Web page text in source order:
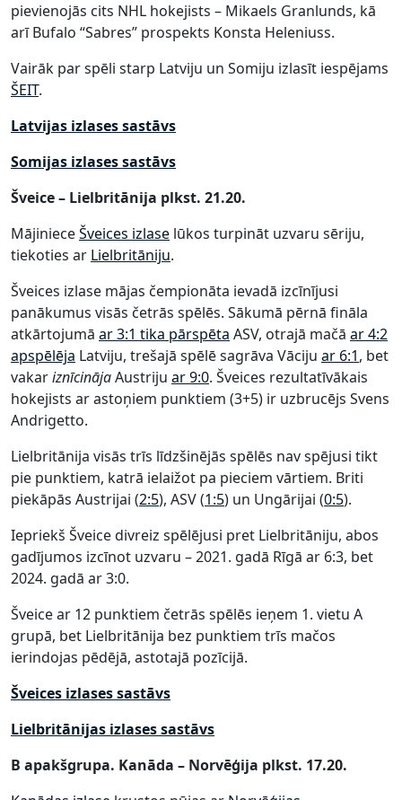
pievienojās cits NHL hokejists – Mikaels Granlunds, kā
arī Bufalo “Sabres” prospekts Konsta Heleniuss.
Vairāk par spēli starp Latviju un Somiju izlasīt iespējams
ŠEIT.
Latvijas izlases sastāvs
Somijas izlases sastāvs
Šveice – Lielbritānija plkst. 21.20.
MājinieceŠveices izlase lūkos turpināt uzvaru sēriju,
tiekoties ar Lielbritāniju.
Šveices izlase mājas čempionāta ievadā izcīnījusi
panākumus visās četrās spēlēs. Sākumā pērnā fināla
atkārtojumā ar 3:1 tika pārspēta ASV, otrajā mačā ar 4:2
apspēlēja Latviju, trešajā spēlē sagrāva Vāciju ar 6:1, bet
vakariznīcinājaAustriju ar 9:0. Šveices rezultatīvākais
hokejists ar astoņiem punktiem (3+5) ir uzbrucējs Svens
Andrigetto.
Lielbritānija visās trīs līdzšinējās spēlēs nav spējusi tikt
pie punktiem, katrā ielaižot pa pieciem vārtiem. Briti
piekāpās Austrijai (2:5), ASV (1:5) un Ungārijai (0:5).
Iepriekš Šveice divreiz spēlējusi pret Lielbritāniju, abos
gadījumos izcīnot uzvaru – 2021. gadā Rīgā ar 6:3, bet
2024. gadā ar 3:0.
Šveice ar 12 punktiem četrās spēlēs ieņem 1. vietu A
grupā, bet Lielbritānija bez punktiem trīs mačos
ierindojas pēdējā, astotajā pozīcijā.
Šveices izlases sastāvs
Lielbritānijas izlases sastāvs
B apakšgrupa. Kanāda – Norvēģija plkst. 17.20.